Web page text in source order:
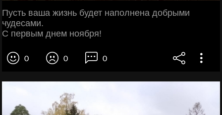
Пусть ваша жизнь будет наполнена добрыми
чудесами.
С первым днем ноября!
0 0 0